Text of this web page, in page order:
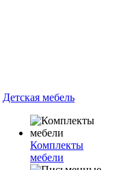
Детская мебель
Комплекты
мебели